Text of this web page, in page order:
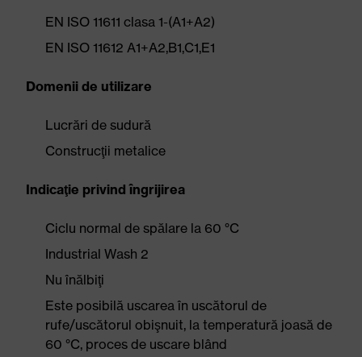
EN ISO 11611 clasa 1-(A1+A2)
EN ISO 11612 A1+A2,B1,C1,E1
Domenii de utilizare
Lucrări de sudură
Construcţii metalice
Indicaţie privind îngrijirea
Ciclu normal de spălare la 60 °C
Industrial Wash 2
Nu înălbiţi
Este posibilă uscarea în uscătorul de
rufe/uscătorul obişnuit, la temperatură joasă de
60 °C, proces de uscare blând